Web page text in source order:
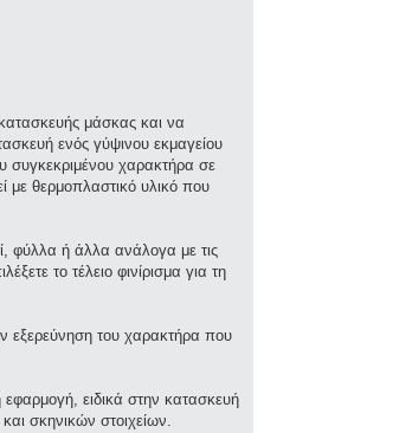
μάσκας και να
ενός γύψινου εκμαγείου
συγκεκριμένου χαρακτήρα σε
με θερμοπλαστικό υλικό που
φύλλα ή άλλα ανάλογα με τις
το τέλειο φινίρισμα για τη
εξερεύνηση του χαρακτήρα που
εφαρμογή, ειδικά στην κατασκευή
σκηνικών στοιχείων.